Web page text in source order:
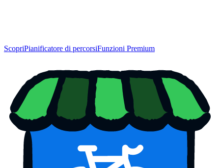
ScopriPianificatore di percorsiFunzioni Premium